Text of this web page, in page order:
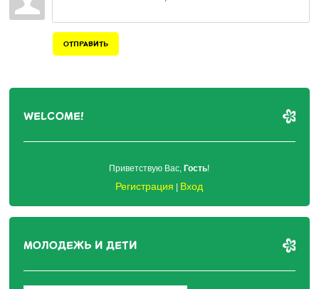
ОТПРАВИТЬ
WELCOME!
Приветствую Вас, Гость!
Регистрация Вход
МОЛОДЕЖЬ И ДЕТИ